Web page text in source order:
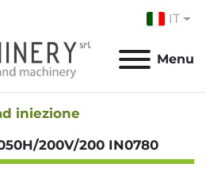
IT
Menu
iniezione
200V/200 IN0780